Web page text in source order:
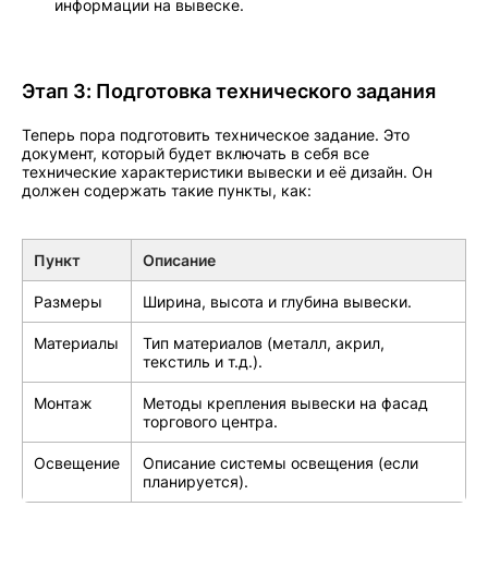
информации на вывеске.
Этап 3: Подготовка технического задания
Теперь пора подготовить техническое задание. Это
документ, который будет включать в себя все
технические характеристики вывески и её дизайн. Он
должен содержать такие пункты, как:
Пункт Описание
Размеры Ширина, высота и глубина вывески.
Материалы
Тип материалов (металл, акрил,
текстиль и т.д.).
Монтаж
Методы крепления вывески на фасад
торгового центра.
Освещение
Описание системы освещения (если
планируется).